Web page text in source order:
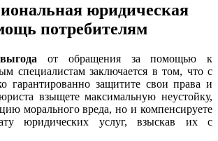
юридическая
потребителям
от обращения за помощью к
специалистам заключается в том, что с
гарантированно защитите свои права и
взыщете максимальную неустойку,
морального вреда, но и компенсируете
юридических услуг, взыскав их с